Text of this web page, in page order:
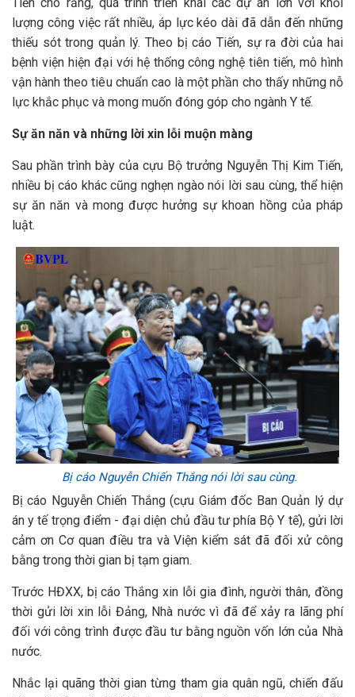
lượng công việc rất nhiều, áp lực kéo dài đã dẫn đến những
thiếu sót trong quản lý. Theo bị cáo Tiến, sự ra đời của hai
bệnh viện hiện đại với hệ thống công nghệ tiên tiến, mô hình
vận hành theo tiêu chuẩn cao là một phần cho thấy những nỗ
lực khắc phục và mong muốn đóng góp cho ngành Y tế.
Sự ăn năn và những lời xin lỗi muộn màng
Sau phần trình bày của cựu Bộ trưởng Nguyễn Thị Kim Tiến,
nhiều bị cáo khác cũng nghẹn ngào nói lời sau cùng, thể hiện
sự ăn năn và mong được hưởng sự khoan hồng của pháp
luật.
Bị cáo Nguyễn Chiến Thắng nói lời sau cùng.
Bị cáo Nguyễn Chiến Thắng (cựu Giám đốc Ban Quản lý dự
án y tế trọng điểm - đại diện chủ đầu tư phía Bộ Y tế), gửi lời
cảm ơn Cơ quan điều tra và Viện kiểm sát đã đối xử công
bằng trong thời gian bị tạm giam.
Trước HĐXX, bị cáo Thắng xin lỗi gia đình, người thân, đồng
thời gửi lời xin lỗi Đảng, Nhà nước vì đã để xảy ra lãng phí
đối với công trình được đầu tư bằng nguồn vốn lớn của Nhà
nước.
Nhắc lại quãng thời gian từng tham gia quân ngũ, chiến đấu